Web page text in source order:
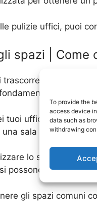
To provide the
access device
data such as
withdrawing
pulizie uffici, puoi
spazi |
trascorre gran parte
per
tuoi uffici, è
sala apposita e
lo spazio è
possono sfruttare al
gli spazi comuni